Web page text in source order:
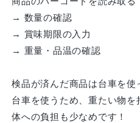
→ 数量の確認
→ 賞味期限の入力
→ 重量・品温の確認
検品が済んだ商品は台車を使
台車を使うため、重たい物を
体への負担も少なめです！